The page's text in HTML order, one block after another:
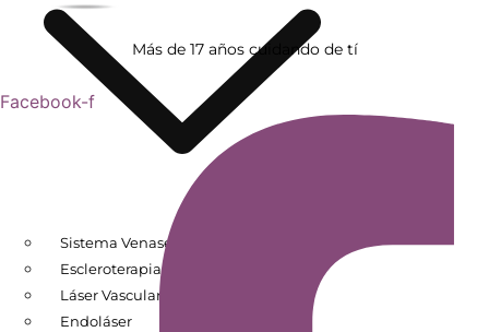
Sistema Venaseal
Escleroterapia
Láser Vascular
Endoláser
Más de 17 años cuidando de tí
Facebook-f